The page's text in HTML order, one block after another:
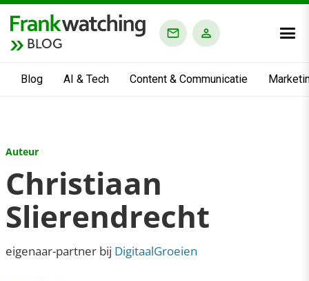
BLOG
Blog AI & Tech Content & Communicatie
Auteur
Christiaan
Slierendrecht
eigenaar-partner bij DigitaalGroeien